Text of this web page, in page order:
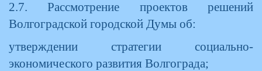
2.7. Рассмотрение проектов решений
Волгоградской городской Думы об:
утверждении стратегии социально-
экономического развития Волгограда;